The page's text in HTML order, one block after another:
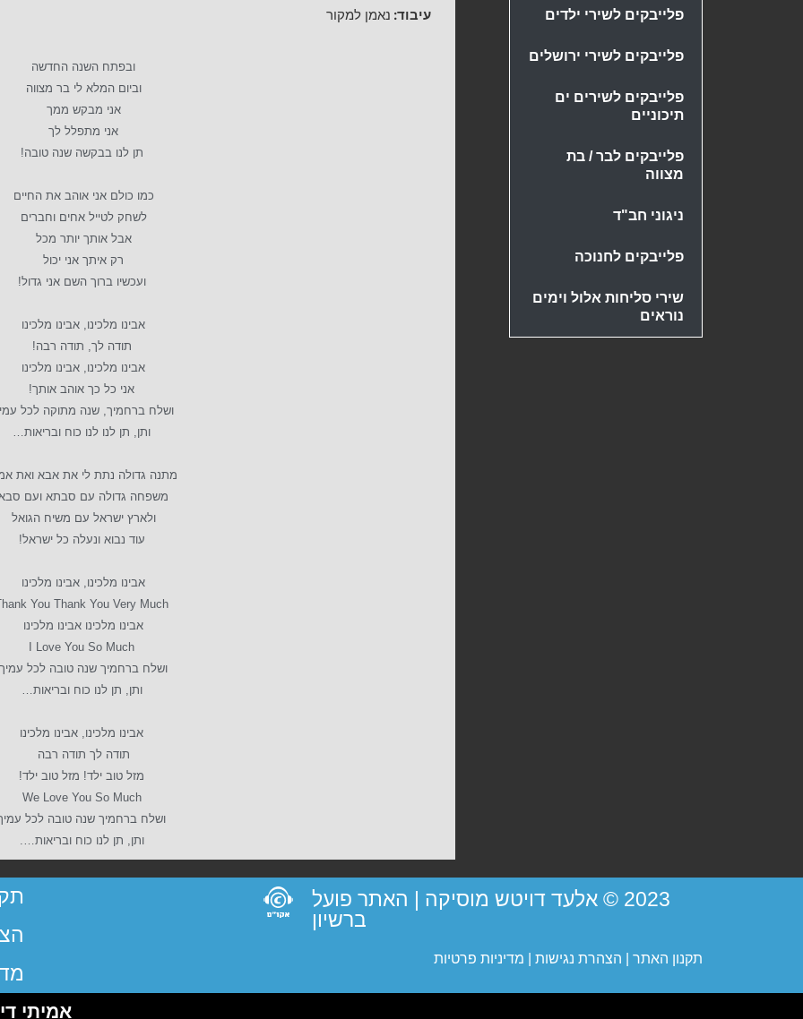
פלייבקים לשירי ילדים
פלייבקים לשירי ירושלים
פלייבקים לשירים ים
תיכוניים
פלייבקים לבר / בת
מצווה
ניגוני חב"ד
פלייבקים לחנוכה
שירי סליחות אלול וימים
נוראים
עיבוד: נאמן למקור
ובפתח השנה החדשה
וביום המלא לי בר מצווה
אני מבקש ממך
אני מתפלל לך
תן לנו בבקשה שנה טובה!
כמו כולם אני אוהב את החיים
לשחק לטייל אחים וחברים
אבל אותך יותר מכל
רק איתך אני יכול
ועכשיו ברוך השם אני גדול!
אבינו מלכינו, אבינו מלכינו
תודה לך, תודה רבה!
אבינו מלכינו, אבינו מלכינו
אני כל כך אוהב אותך!
ושלח ברחמיך, שנה מתוקה לכל
ותן, תן לנו לנו כוח ובריאות…
מתנה גדולה נתת לי את אבא ואת
משפחה גדולה עם סבתא ועם
ולארץ ישראל עם משיח הגואל
עוד נבוא ונעלה כל ישראל!
אבינו מלכינו, אבינו מלכינו
You Thank You Very Much
אבינו מלכינו אבינו מלכינו
I Love You So Much
ושלח ברחמיך שנה טובה לכל
ותן, תן לנו כוח ובריאות…
אבינו מלכינו, אבינו מלכינו
תודה לך תודה רבה
מזל טוב ילד! מזל טוב ילד!
We Love You So Much
ושלח ברחמיך שנה טובה לכל
ותן, תן לנו כוח ובריאות….
2023 © אלעד דויטש מוסיקה | האתר פועל
ברשיון
תקנון האתר הצהרת נגישות מדיניות פרטיות
אמיתי